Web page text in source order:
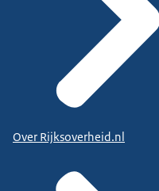
Over Rijksoverheid.nl